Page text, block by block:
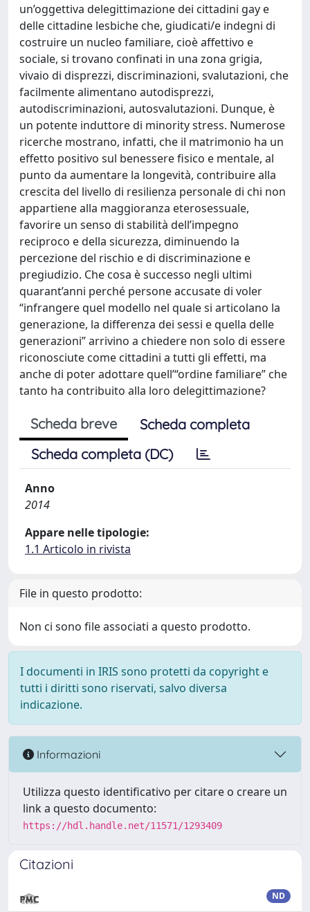
un’oggettiva delegittimazione dei cittadini gay e
delle cittadine lesbiche che, giudicati/e indegni di
costruire un nucleo familiare, cioè affettivo e
sociale, si trovano confinati in una zona grigia,
vivaio di disprezzi, discriminazioni, svalutazioni, che
facilmente alimentano autodisprezzi,
autodiscriminazioni, autosvalutazioni. Dunque, è
un potente induttore di minority stress. Numerose
ricerche mostrano, infatti, che il matrimonio ha un
effetto positivo sul benessere fisico e mentale, al
punto da aumentare la longevità, contribuire alla
crescita del livello di resilienza personale di chi non
appartiene alla maggioranza eterosessuale,
favorire un senso di stabilità dell’impegno
reciproco e della sicurezza, diminuendo la
percezione del rischio e di discriminazione e
pregiudizio. Che cosa è successo negli ultimi
quarant’anni perché persone accusate di voler
“infrangere quel modello nel quale si articolano la
generazione, la differenza dei sessi e quella delle
generazioni” arrivino a chiedere non solo di essere
riconosciute come cittadini a tutti gli effetti, ma
anche di poter adottare quell’“ordine familiare” che
tanto ha contribuito alla loro delegittimazione?
Scheda breve
Scheda completa
Scheda completa (DC)
Anno
2014
Appare nelle tipologie:
1.1 Articolo in rivista
File in questo prodotto:
Non ci sono file associati a questo prodotto.
I documenti in IRIS sono protetti da copyright e
tutti i diritti sono riservati, salvo diversa
indicazione.
Informazioni
Utilizza questo identificativo per citare o creare un
link a questo documento:
https://hdl.handle.net/11571/1293409
Citazioni
ND